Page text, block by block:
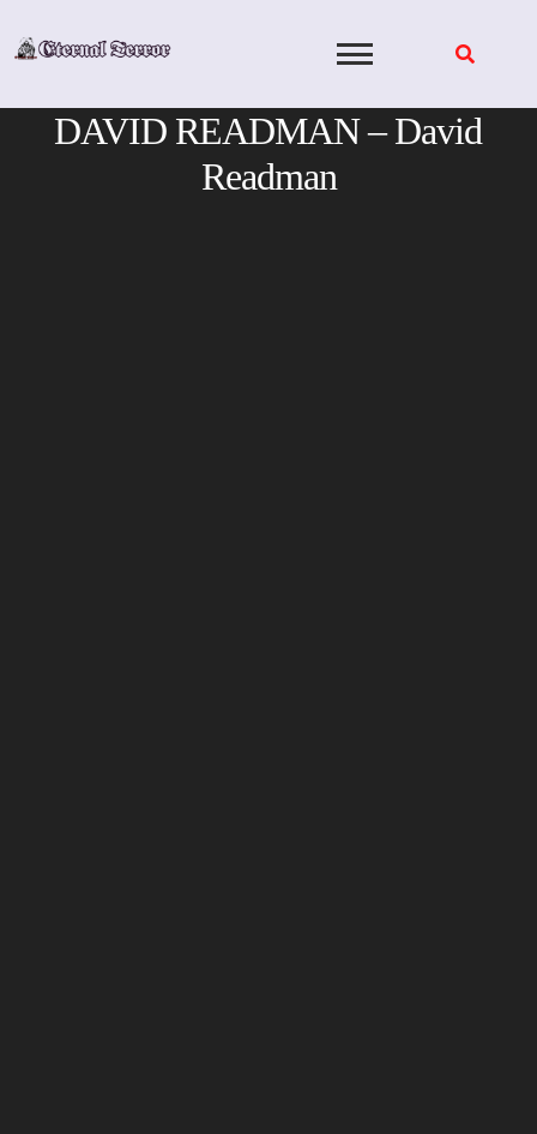
DAVID READMAN – David
Readman